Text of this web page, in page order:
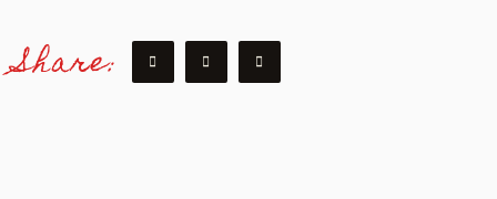
Share: